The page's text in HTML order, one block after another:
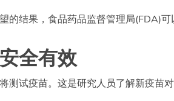
的结果，食品药品监督管理局(FDA)
全有效
测试疫苗。这是研究人员了解新疫苗